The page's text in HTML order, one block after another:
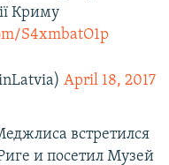
Криму
S4xmbatO1p
April 18, 2017
встретился
и посетил Музей